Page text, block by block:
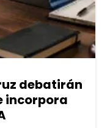
debatirán
incorpora